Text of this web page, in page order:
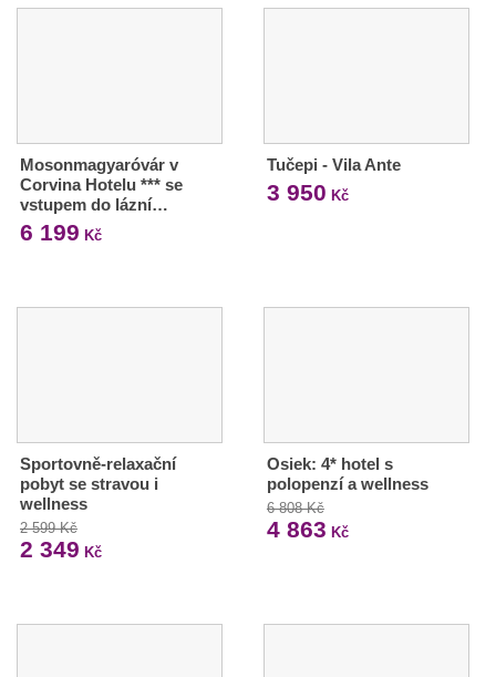
Mosonmagyaróvár v
Corvina Hotelu *** se
vstupem do lázní…
6 199 Kč
Tučepi - Vila Ante
3 950 Kč
Sportovně-relaxační
pobyt se stravou i
wellness
2 599 Kč
2 349 Kč
Osiek: 4* hotel s
polopenzí a wellness
6 808 Kč
4 863 Kč